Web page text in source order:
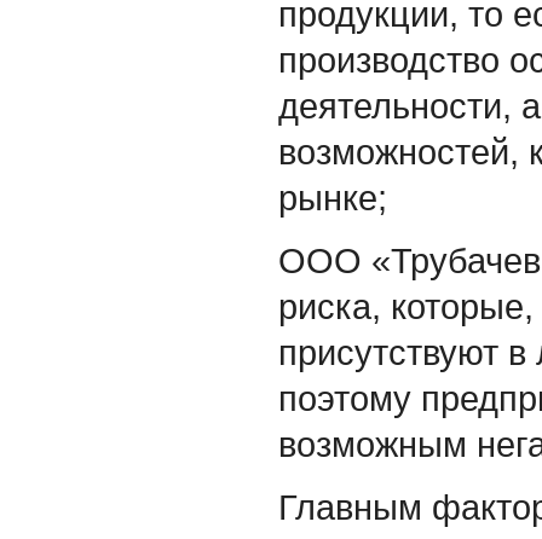
продукции, то
производство
деятельности,
возможностей,
рынке;
ООО
риска,
присутствуют
поэтому
возможным
Главным